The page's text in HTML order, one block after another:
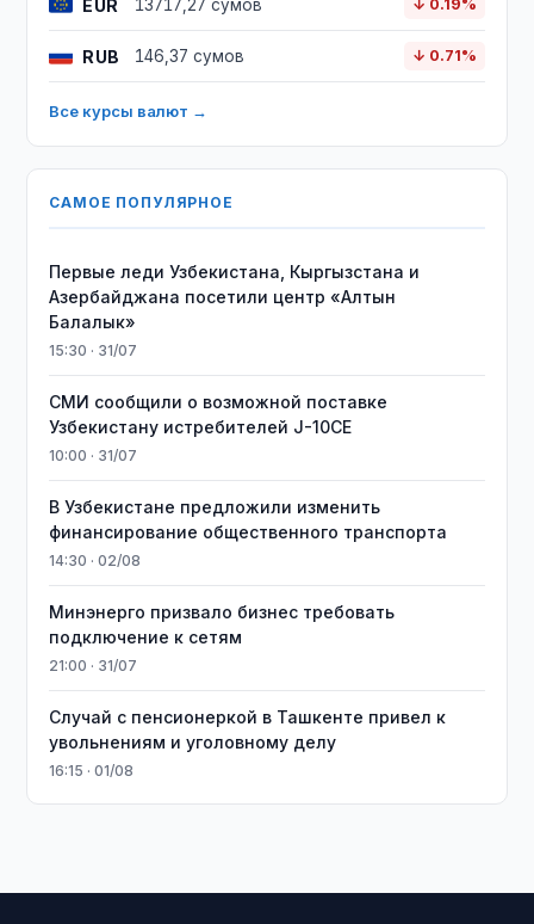
EUR 13717,27 сумов ↓ 0.19%
RUB 146,37 сумов ↓ 0.71%
Все курсы валют →
САМОЕ ПОПУЛЯРНОЕ
Первые леди Узбекистана, Кыргызстана и
Азербайджана посетили центр «Алтын
Балалык»
15:30 · 31/07
СМИ сообщили о возможной поставке
Узбекистану истребителей J-10CE
10:00 · 31/07
В Узбекистане предложили изменить
финансирование общественного транспорта
14:30 · 02/08
Минэнерго призвало бизнес требовать
подключение к сетям
21:00 · 31/07
Случай с пенсионеркой в Ташкенте привел к
увольнениям и уголовному делу
16:15 · 01/08